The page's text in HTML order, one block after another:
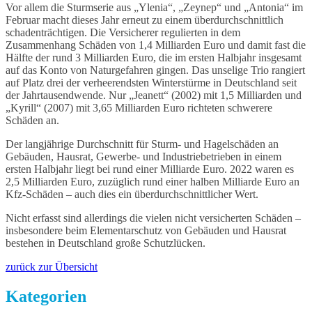
Vor allem die Sturmserie aus „Ylenia“, „Zeynep“ und „Antonia“ im
Februar macht dieses Jahr erneut zu einem überdurchschnittlich
schadenträchtigen. Die Versicherer regulierten in dem
Zusammenhang Schäden von 1,4 Milliarden Euro und damit fast die
Hälfte der rund 3 Milliarden Euro, die im ersten Halbjahr insgesamt
auf das Konto von Naturgefahren gingen. Das unselige Trio rangiert
auf Platz drei der verheerendsten Winterstürme in Deutschland seit
der Jahrtausendwende. Nur „Jeanett“ (2002) mit 1,5 Milliarden und
„Kyrill“ (2007) mit 3,65 Milliarden Euro richteten schwerere
Schäden an.
Der langjährige Durchschnitt für Sturm- und Hagelschäden an
Gebäuden, Hausrat, Gewerbe- und Industriebetrieben in einem
ersten Halbjahr liegt bei rund einer Milliarde Euro. 2022 waren es
2,5 Milliarden Euro, zuzüglich rund einer halben Milliarde Euro an
Kfz-Schäden – auch dies ein überdurchschnittlicher Wert.
Nicht erfasst sind allerdings die vielen nicht versicherten Schäden –
insbesondere beim Elementarschutz von Gebäuden und Hausrat
bestehen in Deutschland große Schutzlücken.
zurück zur Übersicht
Kategorien